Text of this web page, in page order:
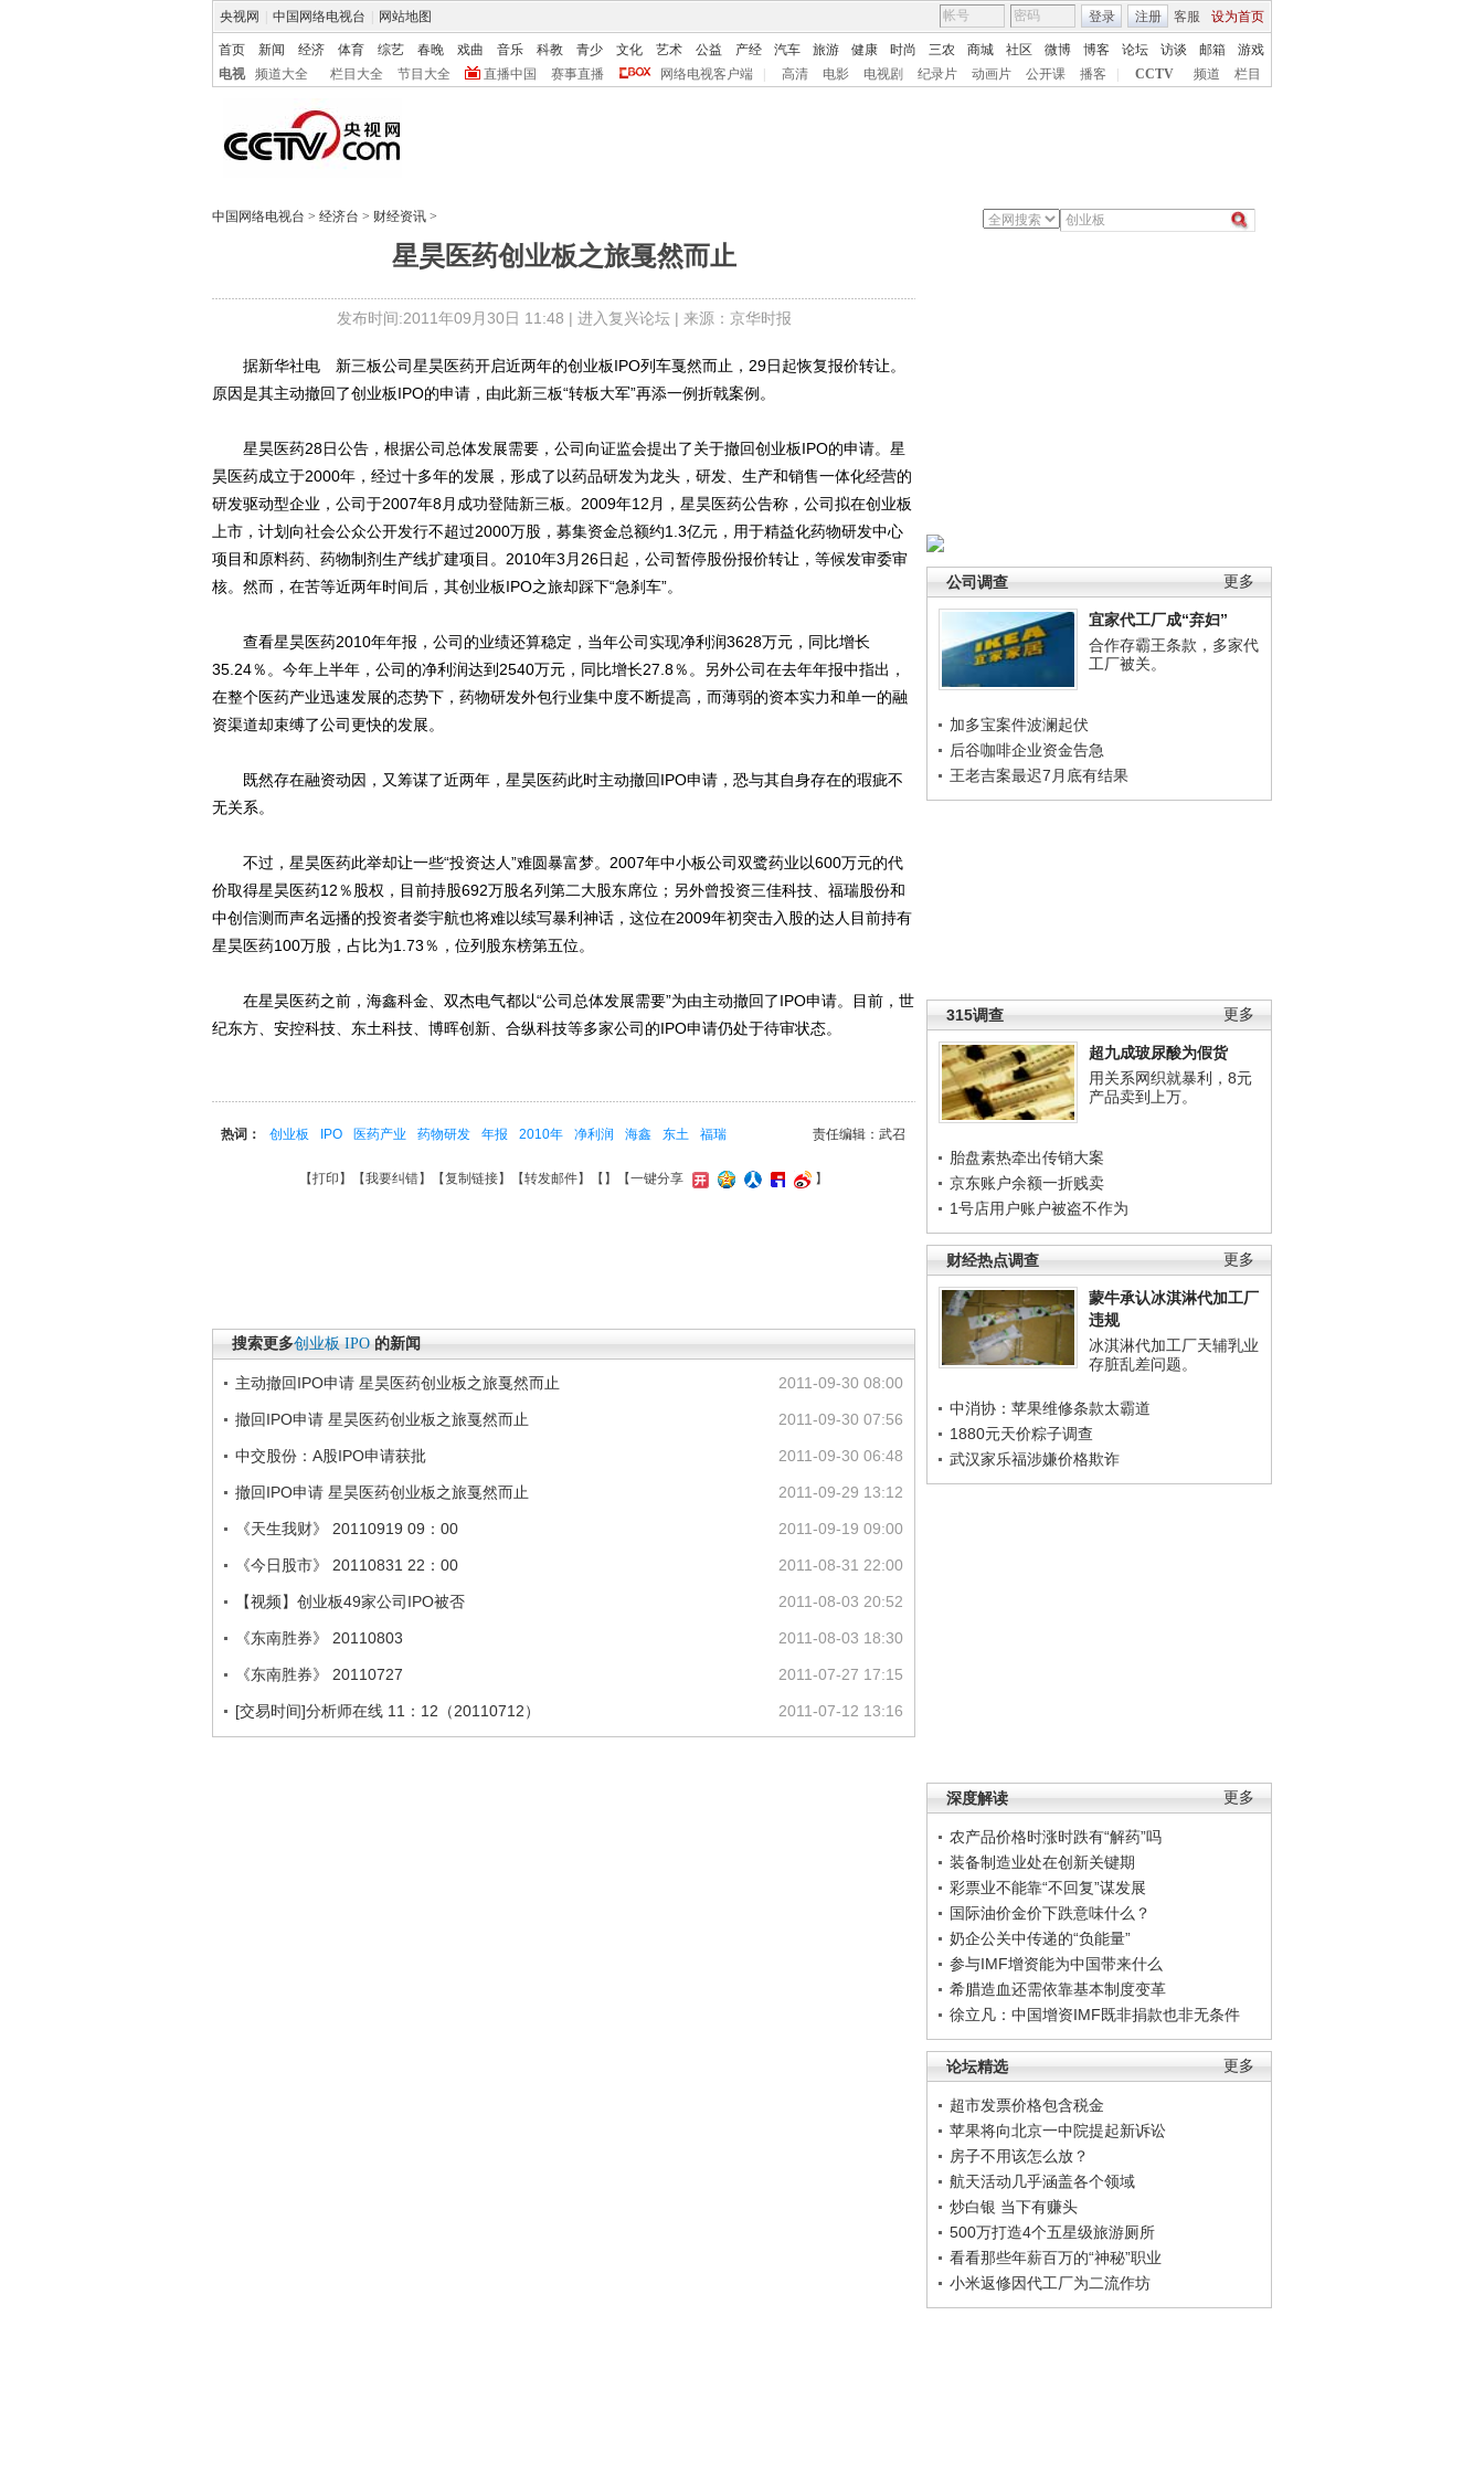
央视网 中国网络电视台 网站地图 客服 设为首页
登录 注册
首页 新闻 经济 体育 综艺 春晚 戏曲 音乐 科教 青少 文化 艺术 公益 产经 汽车 旅游 健康 时尚 三农 商城 社区 微博 博客 论坛 访谈 邮箱
游戏
电视
频道大全 栏目大全 节目大全 直播中国 赛事直播 网络电视客户端 高清 电影 电视剧 纪录片 动画片 公开课 播客 CCTV 频道 栏目
中国网络电视台 > 经济台 > 财经资讯 >
星昊医药创业板之旅戛然而止
发布时间:2011年09月30日 11:48 | 进入复兴论坛| 来源：京华时报
更多
公司调查
宜家代工厂成“弃妇”
合作存霸王条款，多家代
工厂被关。
加多宝案件波澜起伏
后谷咖啡企业资金告急
王老吉案最迟7月底有结果
更多
315调查
超九成玻尿酸为假货
用关系网织就暴利，8元
产品卖到上万。
胎盘素热牵出传销大案
京东账户余额一折贱卖
1号店用户账户被盗不作为
更多
财经热点调查
蒙牛承认冰淇淋代加工厂
违规
冰淇淋代加工厂天辅乳业
存脏乱差问题。
中消协：苹果维修条款太霸道
1880元天价粽子调查
武汉家乐福涉嫌价格欺诈
更多
深度解读
农产品价格时涨时跌有“解药”吗
装备制造业处在创新关键期
彩票业不能靠“不回复”谋发展
国际油价金价下跌意味什么？
奶企公关中传递的“负能量”
参与IMF增资能为中国带来什么
希腊造血还需依靠基本制度变革
徐立凡：中国增资IMF既非捐款也非无条件
更多
论坛精选
超市发票价格包含税金
苹果将向北京一中院提起新诉讼
房子不用该怎么放？
航天活动几乎涵盖各个领域
炒白银 当下有赚头
500万打造4个五星级旅游厕所
看看那些年薪百万的“神秘”职业
小米返修因代工厂为二流作坊
据新华社电 新三板公司星昊医药开启近两年的创业板IPO列车戛然而止，29日起恢复报价转让。
原因是其主动撤回了创业板IPO的申请，由此新三板“转板大军”再添一例折戟案例。
星昊医药28日公告，根据公司总体发展需要，公司向证监会提出了关于撤回创业板IPO的申请。星
昊医药成立于2000年，经过十多年的发展，形成了以药品研发为龙头，研发、生产和销售一体化经营的
研发驱动型企业，公司于2007年8月成功登陆新三板。2009年12月，星昊医药公告称，公司拟在创业板
上市，计划向社会公众公开发行不超过2000万股，募集资金总额约1.3亿元，用于精益化药物研发中心
项目和原料药、药物制剂生产线扩建项目。2010年3月26日起，公司暂停股份报价转让，等候发审委审
核。然而，在苦等近两年时间后，其创业板IPO之旅却踩下“急刹车”。
查看星昊医药2010年年报，公司的业绩还算稳定，当年公司实现净利润3628万元，同比增长
35.24％。今年上半年，公司的净利润达到2540万元，同比增长27.8％。另外公司在去年年报中指出，
在整个医药产业迅速发展的态势下，药物研发外包行业集中度不断提高，而薄弱的资本实力和单一的融
资渠道却束缚了公司更快的发展。
既然存在融资动因，又筹谋了近两年，星昊医药此时主动撤回IPO申请，恐与其自身存在的瑕疵不
无关系。
不过，星昊医药此举却让一些“投资达人”难圆暴富梦。2007年中小板公司双鹭药业以600万元的代
价取得星昊医药12％股权，目前持股692万股名列第二大股东席位；另外曾投资三佳科技、福瑞股份和
中创信测而声名远播的投资者娄宇航也将难以续写暴利神话，这位在2009年初突击入股的达人目前持有
星昊医药100万股，占比为1.73％，位列股东榜第五位。
在星昊医药之前，海鑫科金、双杰电气都以“公司总体发展需要”为由主动撤回了IPO申请。目前，世
纪东方、安控科技、东土科技、博晖创新、合纵科技等多家公司的IPO申请仍处于待审状态。
责任编辑：武召
热词： 创业板 IPO 医药产业 药物研发 年报 2010年 净利润 海鑫 东土 福瑞
【打印 】【我要纠错】【复制链接】【转发邮件】【 】 【一键分享 】
搜索更多创业板 IPO 的新闻
2011-09-30 08:00
主动撤回IPO申请 星昊医药创业板之旅戛然而止
2011-09-30 07:56
撤回IPO申请 星昊医药创业板之旅戛然而止
2011-09-30 06:48
中交股份：A股IPO申请获批
2011-09-29 13:12
撤回IPO申请 星昊医药创业板之旅戛然而止
2011-09-19 09:00
《天生我财》 20110919 09：00
2011-08-31 22:00
《今日股市》 20110831 22：00
2011-08-03 20:52
【视频】创业板49家公司IPO被否
2011-08-03 18:30
《东南胜券》 20110803
2011-07-27 17:15
《东南胜券》 20110727
2011-07-12 13:16
[交易时间]分析师在线 11：12（20110712）